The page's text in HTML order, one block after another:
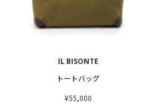
IL BISONTE
トートバッグ
¥55,000